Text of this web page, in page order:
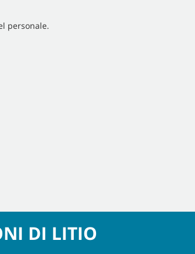
personale.
DI LITIO